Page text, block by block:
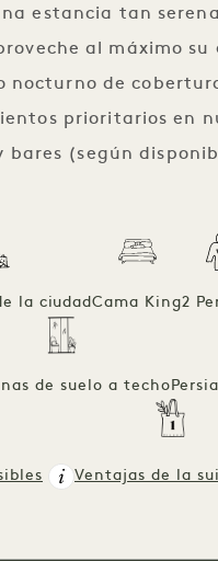
estancia tan
al máximo su
nocturno de
prioritarios en
bares (según
la ciudadCama King2
de suelo a techo
Ventajas de la